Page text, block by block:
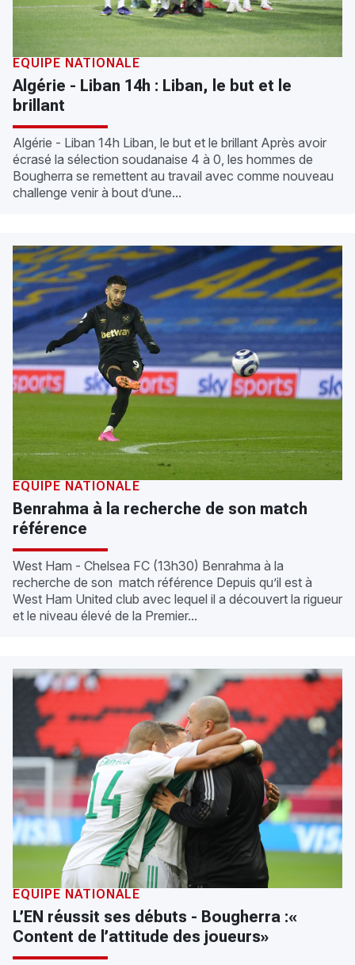
ÉQUIPE NATIONALE
Algérie - Liban 14h : Liban, le but et le
brillant
Algérie - Liban 14h Liban, le but et le brillant Après avoir
écrasé la sélection soudanaise 4 à 0, les hommes de
Bougherra se remettent au travail avec comme nouveau
challenge venir à bout d’une...
ÉQUIPE NATIONALE
Benrahma à la recherche de son match
référence
West Ham - Chelsea FC (13h30) Benrahma à la
recherche de son match référence Depuis qu’il est à
West Ham United club avec lequel il a découvert la rigueur
et le niveau élevé de la Premier...
ÉQUIPE NATIONALE
L’EN réussit ses débuts - Bougherra :«
Content de l’attitude des joueurs»